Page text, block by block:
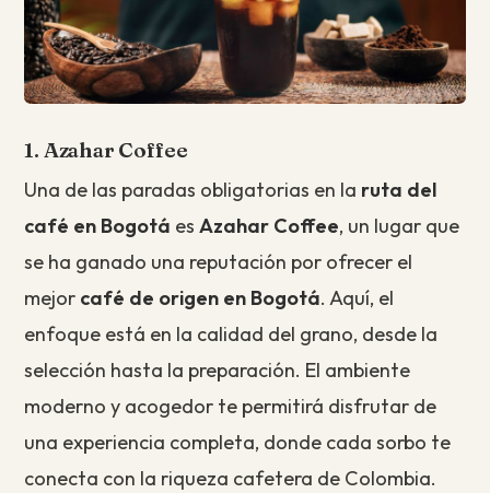
1. Azahar Coffee
Una de las paradas obligatorias en la ruta del
café en Bogotá esAzahar Coffee, un lugar que
se ha ganado una reputación por ofrecer el
mejor café de origen en Bogotá. Aquí, el
enfoque está en la calidad del grano, desde la
selección hasta la preparación. El ambiente
moderno y acogedor te permitirá disfrutar de
una experiencia completa, donde cada sorbo te
conecta con la riqueza cafetera de Colombia.